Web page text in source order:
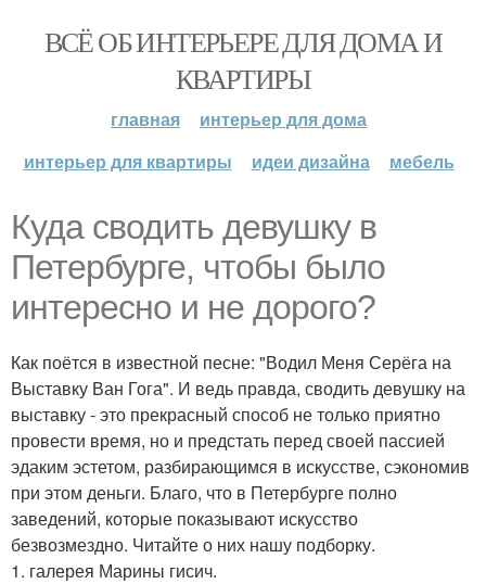
ВСЁ ОБ ИНТЕРЬЕРЕ ДЛЯ ДОМА И
КВАРТИРЫ
главная
интерьер для дома
интерьер для квартиры
идеи дизайна мебель
Куда сводить девушку в
Петербурге, чтобы было
интересно и не дорого?
Как поётся в известной песне: "Водил Меня Серёга на
Выставку Ван Гога". И ведь правда, сводить девушку на
выставку - это прекрасный способ не только приятно
провести время, но и предстать перед своей пассией
эдаким эстетом, разбирающимся в искусстве, сэкономив
при этом деньги. Благо, что в Петербурге полно
заведений, которые показывают искусство
безвозмездно. Читайте о них нашу подборку.
1. галерея Марины гисич.